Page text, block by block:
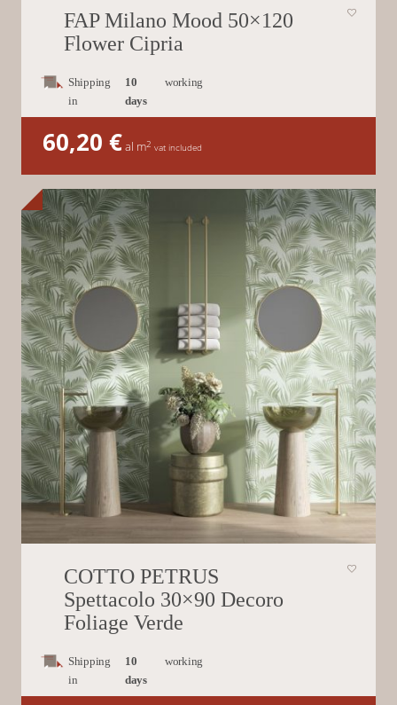
FAP Milano Mood 50×120
Flower Cipria
Shipping
in
10
days
working
60,20 €al m2 vat included
COTTO PETRUS
Spettacolo 30×90 Decoro
Foliage Verde
Shipping
in
10
days
working